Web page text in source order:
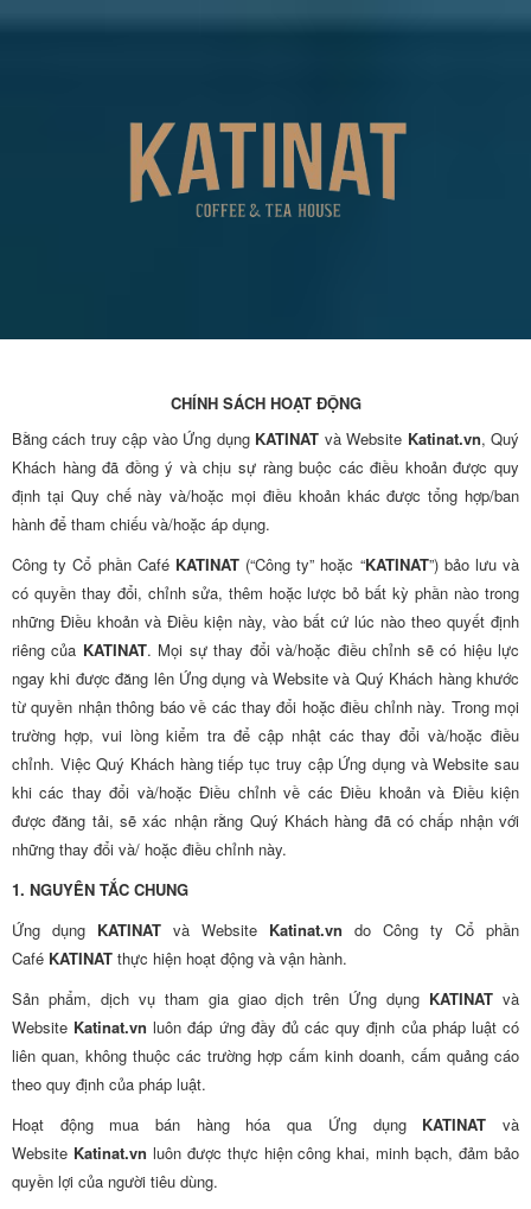
CHÍNH SÁCH HOẠT ĐỘNG
Bằng cách truy cập vào Ứng dụng KATINAT và Website Katinat.vn, Quý
Khách hàng đã đồng ý và chịu sự ràng buộc các điều khoản được quy
định tại Quy chế này và/hoặc mọi điều khoản khác được tổng hợp/ban
hành để tham chiếu và/hoặc áp dụng.
Công ty Cổ phần Café KATINAT(“Công ty” hoặc “KATINAT”) bảo lưu và
có quyền thay đổi, chỉnh sửa, thêm hoặc lược bỏ bất kỳ phần nào trong
những Điều khoản và Điều kiện này, vào bất cứ lúc nào theo quyết định
riêng của KATINAT. Mọi sự thay đổi và/hoặc điều chỉnh sẽ có hiệu lực
ngay khi được đăng lên Ứng dụng và Website và Quý Khách hàng khước
từ quyền nhận thông báo về các thay đổi hoặc điều chỉnh này. Trong mọi
trường hợp, vui lòng kiểm tra để cập nhật các thay đổi và/hoặc điều
chỉnh. Việc Quý Khách hàng tiếp tục truy cập Ứng dụng và Website sau
khi các thay đổi và/hoặc Điều chỉnh về các Điều khoản và Điều kiện
được đăng tải, sẽ xác nhận rằng Quý Khách hàng đã có chấp nhận với
những thay đổi và/ hoặc điều chỉnh này.
1. NGUYÊN TẮC CHUNG
Ứng dụng KATINAT và Website Katinat.vn do Công ty Cổ phần
Café KATINAT thực hiện hoạt động và vận hành.
Sản phẩm, dịch vụ tham gia giao dịch trên Ứng dụng KATINAT và
Website Katinat.vn luôn đáp ứng đầy đủ các quy định của pháp luật có
liên quan, không thuộc các trường hợp cấm kinh doanh, cấm quảng cáo
theo quy định của pháp luật.
Hoạt động mua bán hàng hóa qua Ứng dụng KATINAT và
Website Katinat.vn luôn được thực hiện công khai, minh bạch, đảm bảo
quyền lợi của người tiêu dùng.